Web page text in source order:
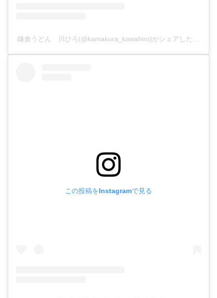
鎌倉うどん 川ひろ(@kamakura_kawahiro)がシェアした投稿
この投稿をInstagramで見る